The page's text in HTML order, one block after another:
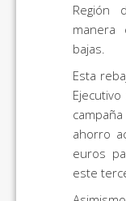
Región
manera
bajas.
Esta
ahorro
euros
este